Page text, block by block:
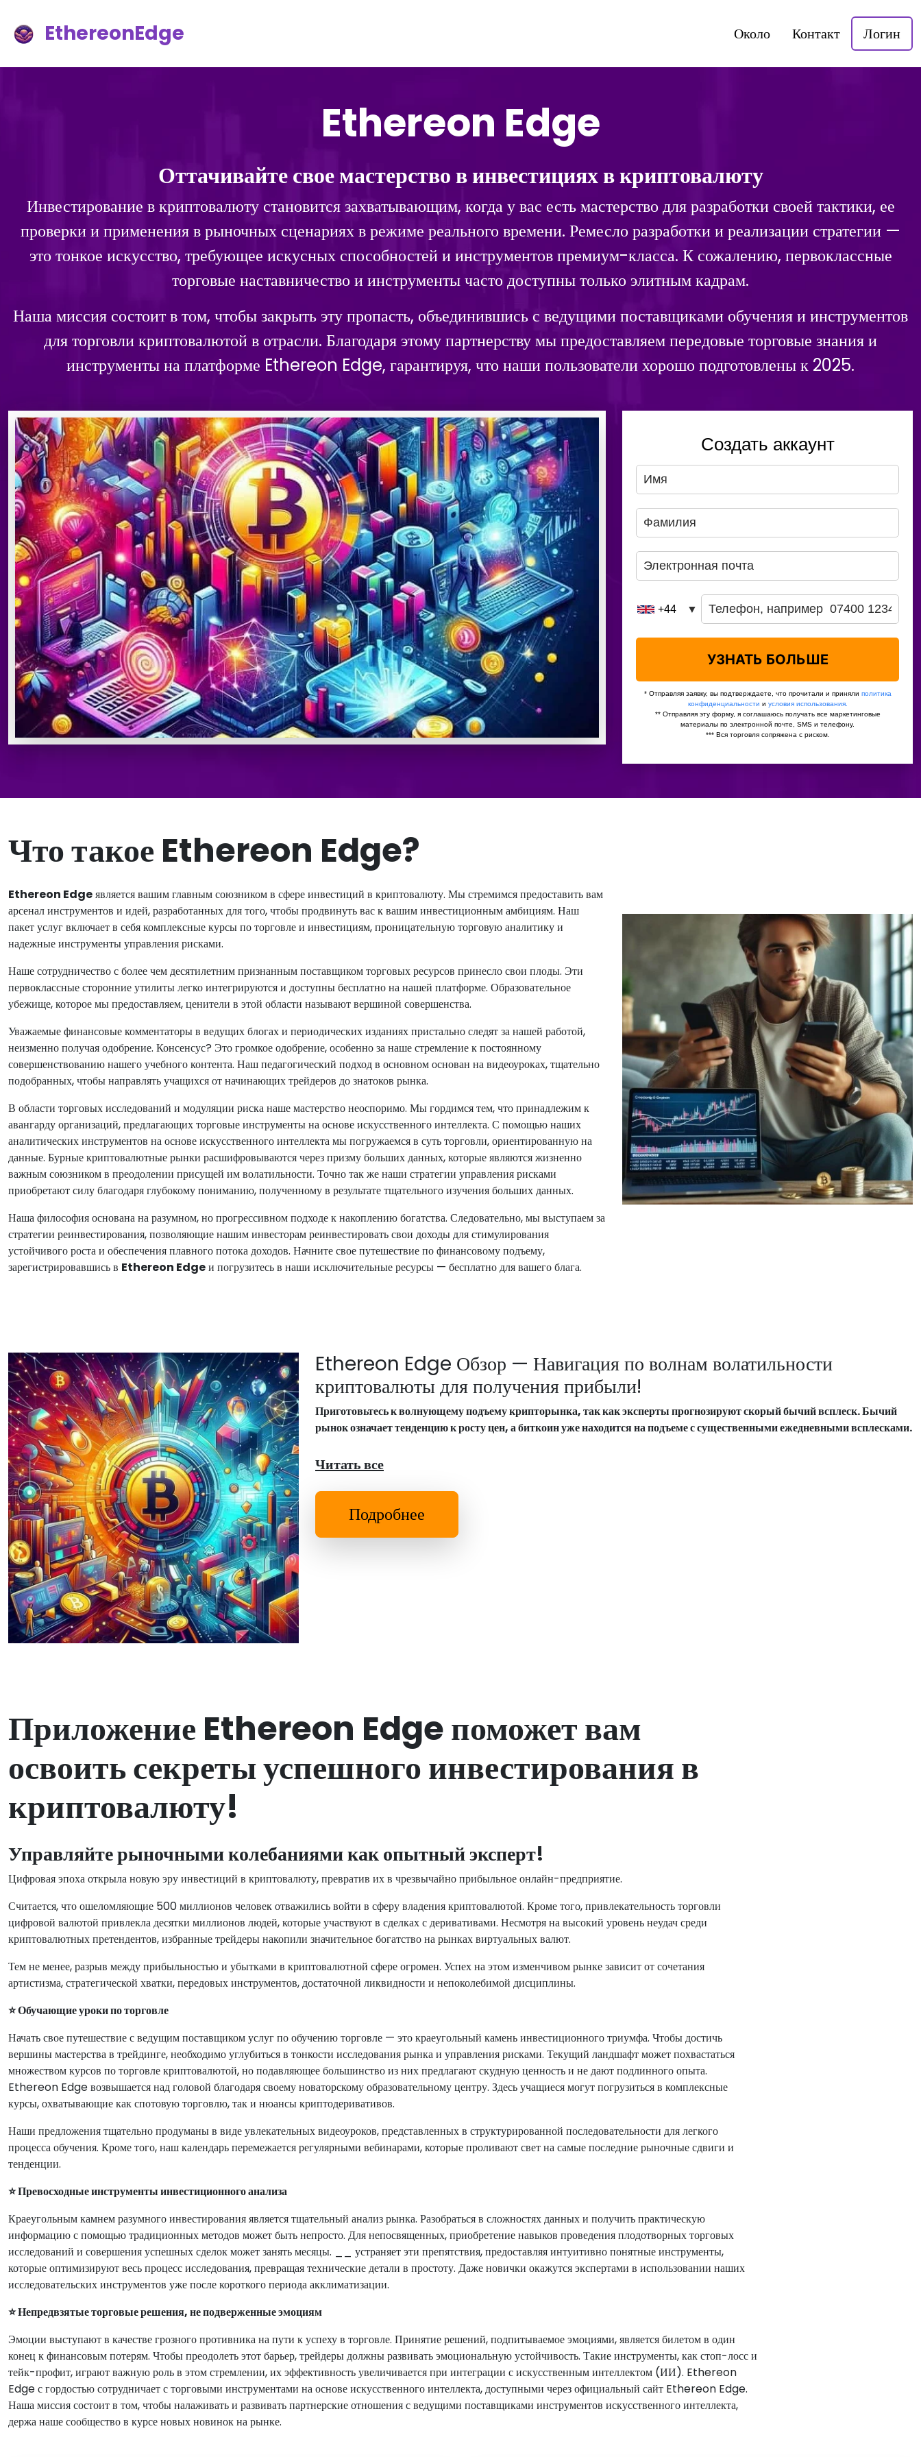
EthereonEdge Около Контакт Логин
Ethereon Edge
Оттачивайте свое мастерство в инвестициях в криптовалюту
Инвестирование в криптовалюту становится захватывающим, когда у вас есть мастерство для разработки своей тактики, ее
проверки и применения в рыночных сценариях в режиме реального времени. Ремесло разработки и реализации стратегии —
это тонкое искусство, требующее искусных способностей и инструментов премиум-класса. К сожалению, первоклассные
торговые наставничество и инструменты часто доступны только элитным кадрам.
Наша миссия состоит в том, чтобы закрыть эту пропасть, объединившись с ведущими поставщиками обучения и инструментов
для торговли криптовалютой в отрасли. Благодаря этому партнерству мы предоставляем передовые торговые знания и
инструменты на платформе Ethereon Edge, гарантируя, что наши пользователи хорошо подготовлены к 2025.
Что такое Ethereon Edge?
Ethereon Edgeявляется вашим главным союзником в сфере инвестиций в криптовалюту. Мы стремимся предоставить вам
арсенал инструментов и идей, разработанных для того, чтобы продвинуть вас к вашим инвестиционным амбициям. Наш
пакет услуг включает в себя комплексные курсы по торговле и инвестициям, проницательную торговую аналитику и
надежные инструменты управления рисками.
Наше сотрудничество с более чем десятилетним признанным поставщиком торговых ресурсов принесло свои плоды. Эти
первоклассные сторонние утилиты легко интегрируются и доступны бесплатно на нашей платформе. Образовательное
убежище, которое мы предоставляем, ценители в этой области называют вершиной совершенства.
Уважаемые финансовые комментаторы в ведущих блогах и периодических изданиях пристально следят за нашей работой,
неизменно получая одобрение. Консенсус? Это громкое одобрение, особенно за наше стремление к постоянному
совершенствованию нашего учебного контента. Наш педагогический подход в основном основан на видеоуроках, тщательно
подобранных, чтобы направлять учащихся от начинающих трейдеров до знатоков рынка.
В области торговых исследований и модуляции риска наше мастерство неоспоримо. Мы гордимся тем, что принадлежим к
авангарду организаций, предлагающих торговые инструменты на основе искусственного интеллекта. С помощью наших
аналитических инструментов на основе искусственного интеллекта мы погружаемся в суть торговли, ориентированную на
данные. Бурные криптовалютные рынки расшифровываются через призму больших данных, которые являются жизненно
важным союзником в преодолении присущей им волатильности. Точно так же наши стратегии управления рисками
приобретают силу благодаря глубокому пониманию, полученному в результате тщательного изучения больших данных.
Наша философия основана на разумном, но прогрессивном подходе к накоплению богатства. Следовательно, мы выступаем за
стратегии реинвестирования, позволяющие нашим инвесторам реинвестировать свои доходы для стимулирования
устойчивого роста и обеспечения плавного потока доходов. Начните свое путешествие по финансовому подъему,
зарегистрировавшись в Ethereon Edgeи погрузитесь в наши исключительные ресурсы — бесплатно для вашего блага.
Ethereon Edge Обзор — Навигация по волнам волатильности
криптовалюты для получения прибыли!
Приготовьтесь к волнующему подъему крипторынка, так как эксперты прогнозируют скорый бычий всплеск. Бычий
рынок означает тенденцию к росту цен, а биткоин уже находится на подъеме с существенными ежедневными всплесками.
Читать все
Подробнее
Приложение Ethereon Edge поможет вам
освоить секреты успешного инвестирования в
криптовалюту!
Управляйте рыночными колебаниями как опытный эксперт!
Цифровая эпоха открыла новую эру инвестиций в криптовалюту, превратив их в чрезвычайно прибыльное онлайн-предприятие.
Считается, что ошеломляющие 500 миллионов человек отважились войти в сферу владения криптовалютой. Кроме того, привлекательность торговли
цифровой валютой привлекла десятки миллионов людей, которые участвуют в сделках с деривативами. Несмотря на высокий уровень неудач среди
криптовалютных претендентов, избранные трейдеры накопили значительное богатство на рынках виртуальных валют.
Тем не менее, разрыв между прибыльностью и убытками в криптовалютной сфере огромен. Успех на этом изменчивом рынке зависит от сочетания
артистизма, стратегической хватки, передовых инструментов, достаточной ликвидности и непоколебимой дисциплины.
⭐ Обучающие уроки по торговле
Начать свое путешествие с ведущим поставщиком услуг по обучению торговле — это краеугольный камень инвестиционного триумфа. Чтобы достичь
вершины мастерства в трейдинге, необходимо углубиться в тонкости исследования рынка и управления рисками. Текущий ландшафт может похвастаться
множеством курсов по торговле криптовалютой, но подавляющее большинство из них предлагают скудную ценность и не дают подлинного опыта.
Ethereon Edge возвышается над головой благодаря своему новаторскому образовательному центру. Здесь учащиеся могут погрузиться в комплексные
курсы, охватывающие как спотовую торговлю, так и нюансы криптодеривативов.
Наши предложения тщательно продуманы в виде увлекательных видеоуроков, представленных в структурированной последовательности для легкого
процесса обучения. Кроме того, наш календарь перемежается регулярными вебинарами, которые проливают свет на самые последние рыночные сдвиги и
тенденции.
⭐ Превосходные инструменты инвестиционного анализа
Краеугольным камнем разумного инвестирования является тщательный анализ рынка. Разобраться в сложностях данных и получить практическую
информацию с помощью традиционных методов может быть непросто. Для непосвященных, приобретение навыков проведения плодотворных торговых
исследований и совершения успешных сделок может занять месяцы. __ устраняет эти препятствия, предоставляя интуитивно понятные инструменты,
которые оптимизируют весь процесс исследования, превращая технические детали в простоту. Даже новички окажутся экспертами в использовании наших
исследовательских инструментов уже после короткого периода акклиматизации.
⭐ Непредвзятые торговые решения, не подверженные эмоциям
Эмоции выступают в качестве грозного противника на пути к успеху в торговле. Принятие решений, подпитываемое эмоциями, является билетом в один
конец к финансовым потерям. Чтобы преодолеть этот барьер, трейдеры должны развивать эмоциональную устойчивость. Такие инструменты, как стоп-лосс и
тейк-профит, играют важную роль в этом стремлении, их эффективность увеличивается при интеграции с искусственным интеллектом (ИИ). Ethereon
Edge с гордостью сотрудничает с торговыми инструментами на основе искусственного интеллекта, доступными через официальный сайт Ethereon Edge.
Наша миссия состоит в том, чтобы налаживать и развивать партнерские отношения с ведущими поставщиками инструментов искусственного интеллекта,
держа наше сообщество в курсе новых новинок на рынке.